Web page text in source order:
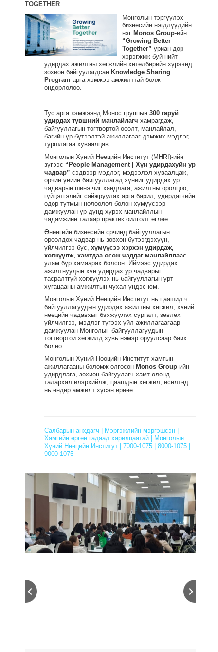
TOGETHER
Монголын тэргүүлэх
бизнесийн нэгдлүүдийн
нэг Monos Group-ийн
“Growing Better
Together” уриан дор
хэрэгжиж буй нийт
удирдах ажилтны хөгжлийн хөтөлбөрийн хүрээнд
зохион байгуулагдсан Knowledge Sharing
Program арга хэмжээ амжилттай болж
өндөрлөлөө.
Тус арга хэмжээнд Монос группын 300 гаруй
удирдах түвшний манлайлагч хамрагдаж,
байгууллагын тогтвортой өсөлт, манлайлал,
багийн үр бүтээлтэй ажиллагааг дэмжих мэдлэг,
туршлагаа хуваалцав.
Монголын Хүний Нөөцийн Институт (MHRI)-ийн
зүгээс “People Management | Хүн удирдахуйн ур
чадвар” сэдвээр мэдлэг, мэдээлэл хуваалцаж,
орчин үеийн байгууллагад хүнийг удирдах ур
чадварын шинэ чиг хандлага, ажилтны оролцоо,
гүйцэтгэлийг сайжруулах арга барил, удирдагчийн
өдөр тутмын нөлөөлөл болон хүмүүсээр
дамжуулан үр дүнд хүрэх манлайллын
чадамжийн талаар практик ойлголт өглөө.
Өнөөгийн бизнесийн орчинд байгууллагын
өрсөлдөх чадвар нь зөвхөн бүтээгдэхүүн,
үйлчилгээ бус, хүмүүсээ хэрхэн удирдаж,
хөгжүүлж, хамтдаа өсөж чаддаг манлайллаас
улам бүр хамаарах болсон. Иймээс удирдах
ажилтнуудын хүн удирдах ур чадварыг
тасралтгүй хөгжүүлэх нь байгууллагын урт
хугацааны амжилтын чухал үндэс юм.
Монголын Хүний Нөөцийн Институт нь цаашид ч
байгууллагуудын удирдах ажилтны хөгжил, хүний
нөөцийн чадавхыг бэхжүүлэх сургалт, зөвлөх
үйлчилгээ, мэдлэг түгээх үйл ажиллагаагаар
дамжуулан Монголын байгууллагуудын
тогтвортой хөгжилд хувь нэмэр оруулсаар байх
болно.
Монголын Хүний Нөөцийн Институт хамтын
ажиллагааны боломж олгосон Monos Group-ийн
удирдлага, зохион байгуулагч хамт олонд
талархал илэрхийлж, цаашдын хөгжил, өсөлтөд
нь өндөр амжилт хүсэн ерөөе.
Салбарын анхдагч | Мэргэжлийн мэргэшсэн |
Хамгийн өргөн гадаад харилцаатай | Монголын
Хүний Нөөцийн Институт | 7000-1075 | 8000-1075 |
9000-1075